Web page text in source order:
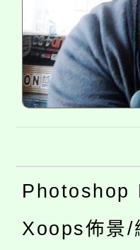
Photoshop
Xoops佈景/